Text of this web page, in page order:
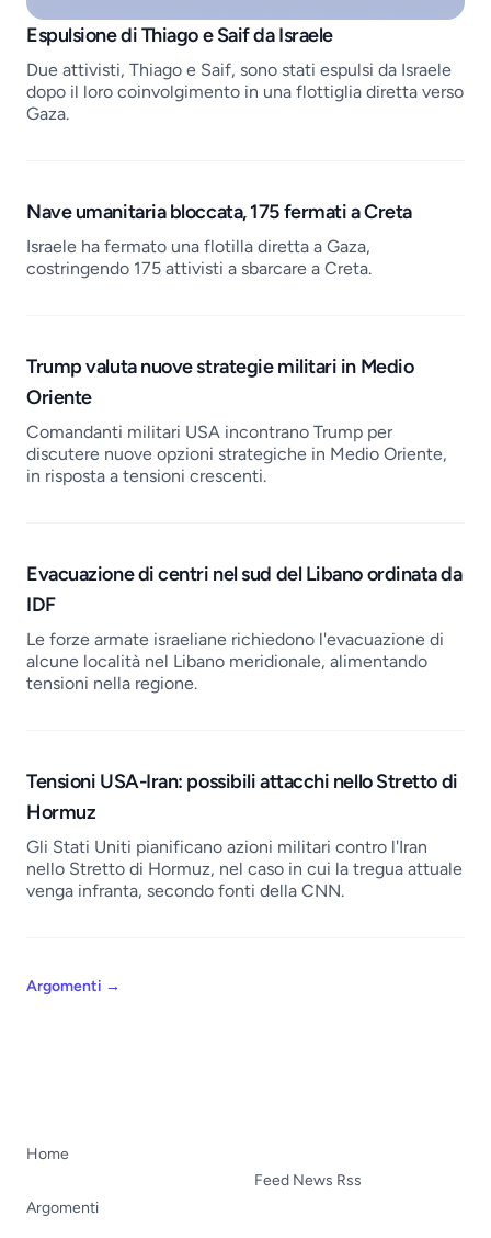
Job openings
Espulsione di Thiago e Saif da Israele
Due attivisti, Thiago e Saif, sono stati espulsi da Israele
dopo il loro coinvolgimento in una flottiglia diretta verso
Gaza.
Nave umanitaria bloccata, 175 fermati a Creta
Israele ha fermato una flotilla diretta a Gaza,
costringendo 175 attivisti a sbarcare a Creta.
Trump valuta nuove strategie militari in Medio
Oriente
Comandanti militari USA incontrano Trump per
discutere nuove opzioni strategiche in Medio Oriente,
in risposta a tensioni crescenti.
Evacuazione di centri nel sud del Libano ordinata da
IDF
Le forze armate israeliane richiedono l'evacuazione di
alcune località nel Libano meridionale, alimentando
tensioni nella regione.
Tensioni USA-Iran: possibili attacchi nello Stretto di
Hormuz
Gli Stati Uniti pianificano azioni militari contro l'Iran
nello Stretto di Hormuz, nel caso in cui la tregua attuale
venga infranta, secondo fonti della CNN.
Argomenti →
Home
Argomenti
Feed News Rss